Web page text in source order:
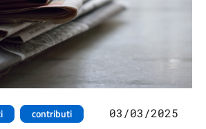
contributi 03/03/2025